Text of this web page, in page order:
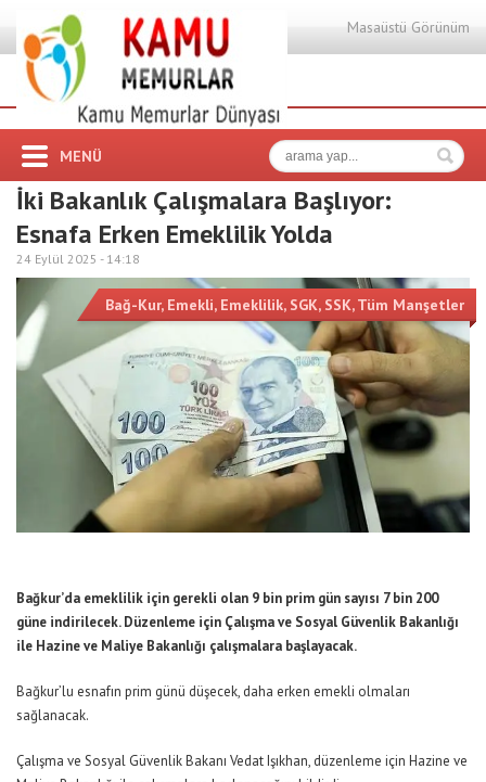
Masaüstü Görünüm
MENÜ
İki Bakanlık Çalışmalara Başlıyor:
Esnafa Erken Emeklilik Yolda
24 Eylül 2025 - 14:18
Bağ-Kur, Emekli, Emeklilik, SGK, SSK,Tüm Manşetler
Bağkur’da emeklilik için gerekli olan 9 bin prim gün sayısı 7 bin 200
güne indirilecek. Düzenleme için Çalışma ve Sosyal Güvenlik Bakanlığı
ile Hazine ve Maliye Bakanlığı çalışmalara başlayacak.
Bağkur’lu esnafın prim günü düşecek, daha erken emekli olmaları
sağlanacak.
Çalışma ve Sosyal Güvenlik Bakanı Vedat Işıkhan, düzenleme için Hazine ve